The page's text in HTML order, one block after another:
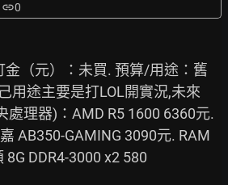
link0
（元）：未買. 預算/用途：舊
用途主要是打LOL開實況,未來
處理器)：AMD R5 1600 6360元.
AB350-GAMING 3090元. RAM
DDR4-3000 x2 580